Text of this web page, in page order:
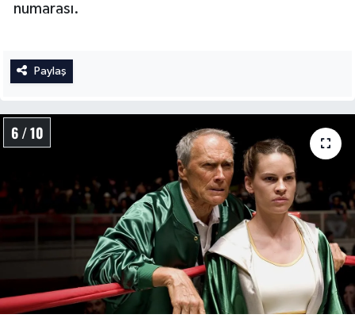
numarası.
Paylaş
6 / 10